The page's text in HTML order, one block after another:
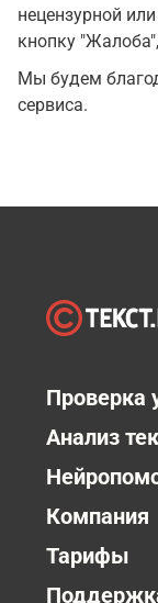
нецензурной
кнопку
Мы будем
сервиса.
Проверка
Анализ
Компания
Тарифы